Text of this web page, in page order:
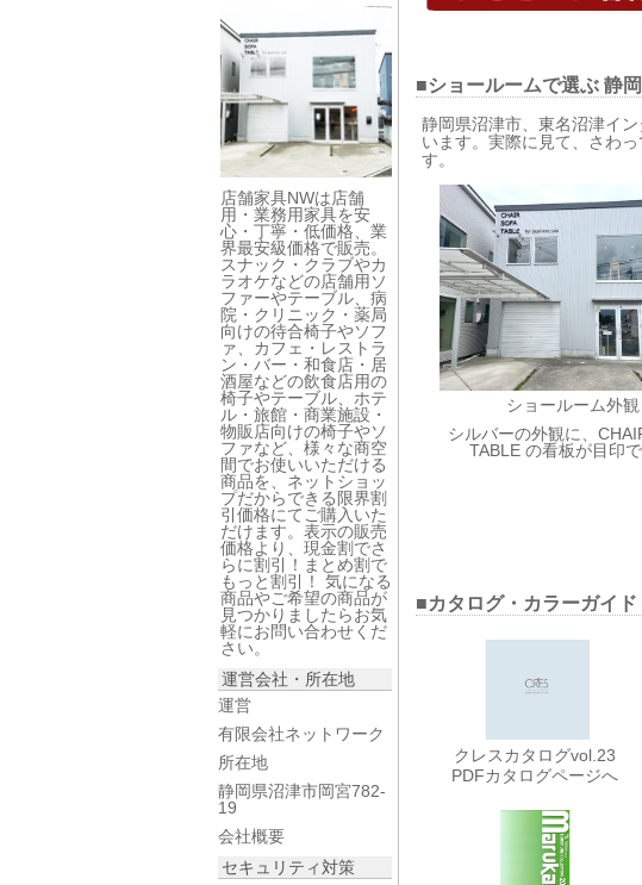
店舗家具NWは店舗
用・業務用家具を安
心・丁寧・低価格、業
界最安級価格で販売。
スナック・クラブやカ
ラオケなどの店舗用ソ
ファーやテーブル、病
院・クリニック・薬局
向けの待合椅子やソフ
ァ、カフェ・レストラ
ン・バー・和食店・居
酒屋などの飲食店用の
椅子やテーブル、ホテ
ル・旅館・商業施設・
物販店向けの椅子やソ
ファなど、様々な商空
間でお使いいただける
商品を、ネットショッ
プだからできる限界割
引価格にてご購入いた
だけます。表示の販売
価格より、現金割でさ
らに割引！まとめ割で
もっと割引！ 気になる
商品やご希望の商品が
見つかりましたらお気
軽にお問い合わせくだ
さい。
運営会社・所在地
運営
有限会社ネットワーク
所在地
静岡県沼津市岡宮782-
19
会社概要
セキュリティ対策
■ショールームで選ぶ静
静岡県沼津市、東名沼津イ
います。実際に見て、さわ
す。
ショールーム外観
シルバーの外観に、
TABLE の看板が目印で
■カタログ・カラーガイド
クレスカタログvol.23
PDFカタログページへ